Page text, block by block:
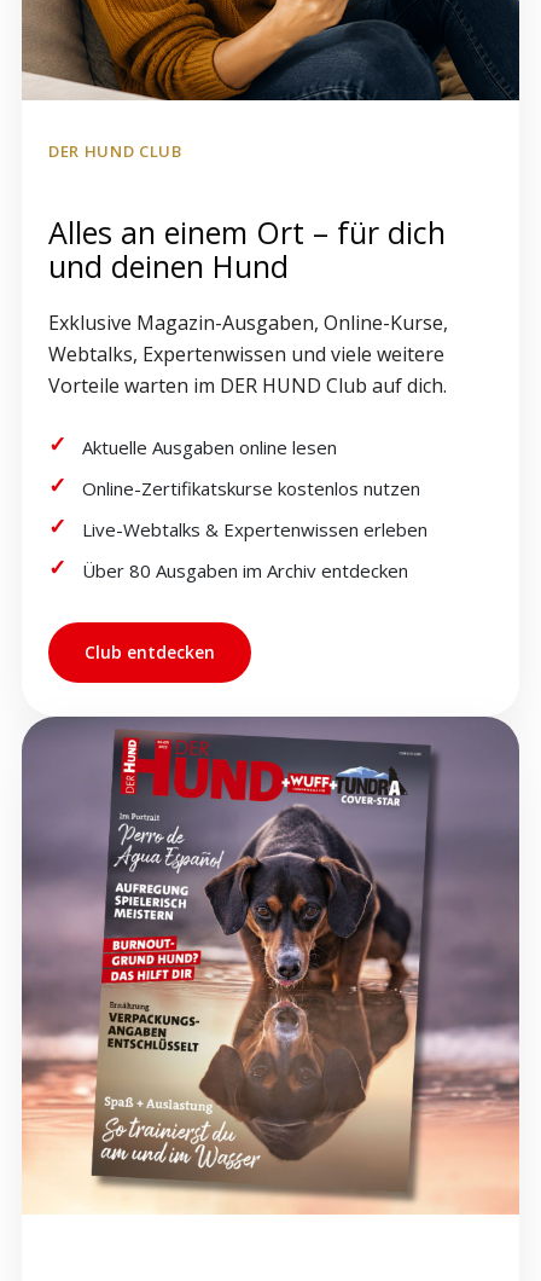
DER HUND CLUB
Alles an einem Ort – für dich
und deinen Hund
Exklusive Magazin-Ausgaben, Online-Kurse,
Webtalks, Expertenwissen und viele weitere
Vorteile warten im DER HUND Club auf dich.
Aktuelle Ausgaben online lesen
Online-Zertifikatskurse kostenlos nutzen
Live-Webtalks & Expertenwissen erleben
Über 80 Ausgaben im Archiv entdecken
Club entdecken